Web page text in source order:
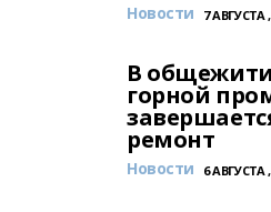
Новости 7 АВГУСТА ,
В
горной
ремонт
Новости 6 АВГУСТА ,